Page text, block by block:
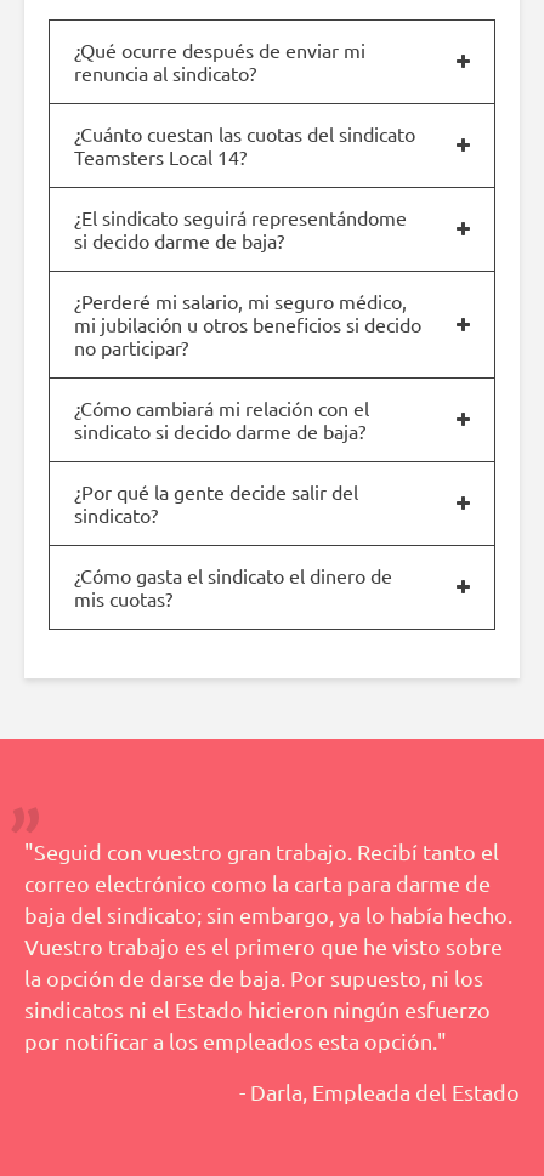
¿Qué ocurre después de enviar mi
renuncia al sindicato?
¿Cuánto cuestan las cuotas del sindicato
Teamsters Local 14?
¿El sindicato seguirá representándome
si decido darme de baja?
¿Perderé mi salario, mi seguro médico,
mi jubilación u otros beneficios si decido
no participar?
¿Cómo cambiará mi relación con el
sindicato si decido darme de baja?
¿Por qué la gente decide salir del
sindicato?
¿Cómo gasta el sindicato el dinero de
mis cuotas?
"Seguid con vuestro gran trabajo. Recibí tanto el
correo electrónico como la carta para darme de
baja del sindicato; sin embargo, ya lo había hecho.
Vuestro trabajo es el primero que he visto sobre
la opción de darse de baja. Por supuesto, ni los
sindicatos ni el Estado hicieron ningún esfuerzo
por notificar a los empleados esta opción."
- Darla, Empleada del Estado